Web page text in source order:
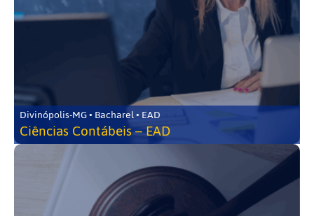
Divinópolis-MG • Bacharel • EAD
Ciências Contábeis – EAD